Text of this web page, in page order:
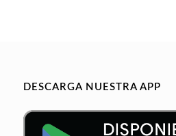
DESCARGA NUESTRA APP